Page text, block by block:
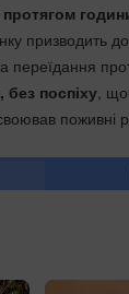
протягом
призводить
переїдання
без поспіху,
поживні